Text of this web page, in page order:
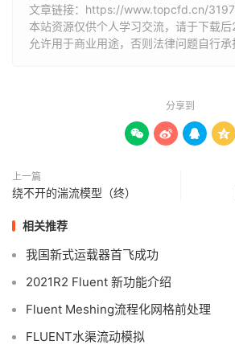
文章链接： https://www.topcfd.cn/
本站资源仅供个人学习交流，请于下载
允许用于商业用途，否则法律问题自行承
分享到
   
上一篇
绕不开的湍流模型（终）
相关推荐
我国新式运载器首飞成功
2021R2 Fluent 新功能介绍
Fluent Meshing流程化网格前处理
FLUENT水渠流动模拟